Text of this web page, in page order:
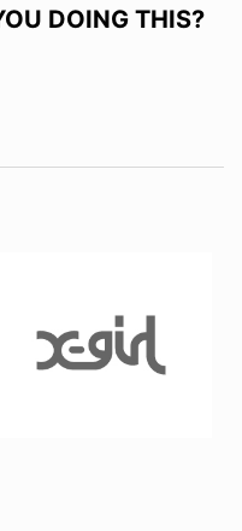
DOING THIS?